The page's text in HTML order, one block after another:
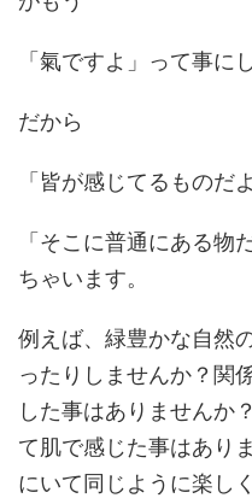
「氣ですよ」って事に
だから
「皆が感じてるものだよ
「そこに普通にある物
ちゃいます。
例えば、緑豊かな自然
ったりしませんか？関
した事はありませんか
て肌で感じた事はあり
にいて同じように楽し